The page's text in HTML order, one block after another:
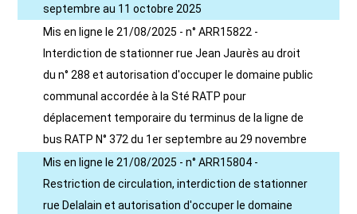
septembre au 11 octobre 2025
Mis en ligne le 21/08/2025 - n° ARR15822 -
Interdiction de stationner rue Jean Jaurès au droit
du n° 288 et autorisation d'occuper le domaine public
communal accordée à la Sté RATP pour
déplacement temporaire du terminus de la ligne de
bus RATP N° 372 du 1er septembre au 29 novembre
Mis en ligne le 21/08/2025 - n° ARR15804 -
Restriction de circulation, interdiction de stationner
rue Delalain et autorisation d'occuper le domaine